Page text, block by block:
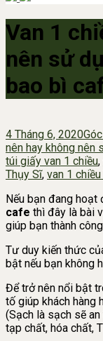
Van 1
nên sử
bao bì
4 Tháng 6, 2020
nên hay không nên
túi giấy van 1 chiều,
Thụy Sĩ, van 1
Nếu bạn đang
cafe thì đây là bài
giúp bạn thành
Tư duy kiến thức
bật nếu bạn không
Để trở nên nổi bật
tố giúp khách hàng
(Sạch là sạch sẽ
tạp chất, hóa chất,